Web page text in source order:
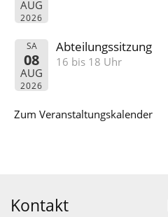
AUG
2026
SA
08
AUG
2026
Abteilungssitzung
16 bis 18 Uhr
Zum Veranstaltungskalender
Kontakt